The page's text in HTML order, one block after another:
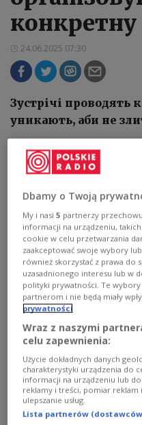
24.06.2025 07:30
Зустрічі проводять
уникають, аби не
НАТО в Гаазі, Нідерланди, 23
LONKHUIJSEN
Союзники по НАТО
витрати на оборону з
Dbamy o Twoją
My i nasi5 partnerzy
informacji na urządzeniu,
cookie w celu przetwarzania
zaakceptować swoje wybory
również skorzystać z prawa do
uzasadnionego interesu lub w
polityki prywatności. Te wybory
partnerom i nie będą miały
prywatności
Wraz z naszymi
celu zapewnienia:
Użycie dokładnych danych
charakterystyki urządzenia do
informacji na urządzeniu lub
reklamy i treści, pomiar
ulepszanie usług.
Lista partnerów